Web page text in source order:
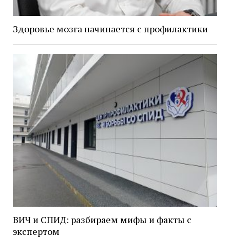
Здоровье мозга начинается с профилактики
ВИЧ и СПИД: разбираем мифы и факты с
экспертом